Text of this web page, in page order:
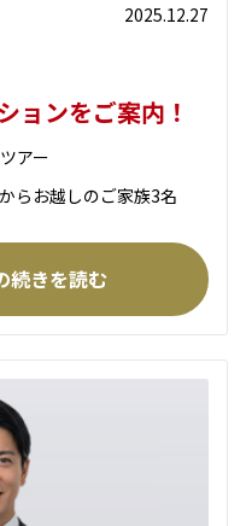
2025.12.27
ョンをご案内！
アー
らお越しのご家族3名
続きを読む